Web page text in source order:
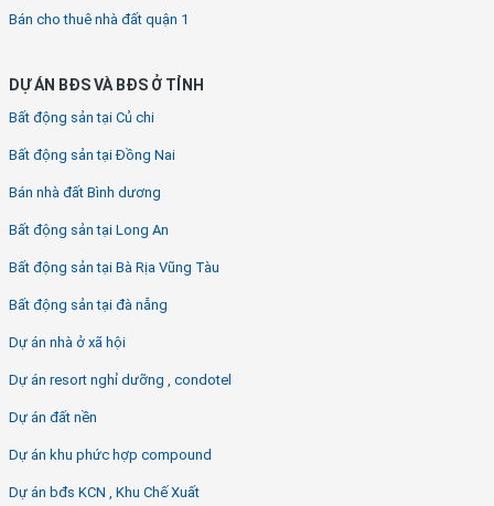
Bán cho thuê nhà đất quận 1
DỰ ÁN BĐS VÀ BĐS Ở TỈNH
Bất động sản tại Củ chi
Bất động sản tại Đồng Nai
Bán nhà đất Bình dương
Bất động sản tại Long An
Bất động sản tại Bà Rịa Vũng Tàu
Bất động sản tại đà nẵng
Dự án nhà ở xã hội
Dự án resort nghỉ dưỡng , condotel
Dự án đất nền
Dự án khu phức hợp compound
Dự án bđs KCN , Khu Chế Xuất